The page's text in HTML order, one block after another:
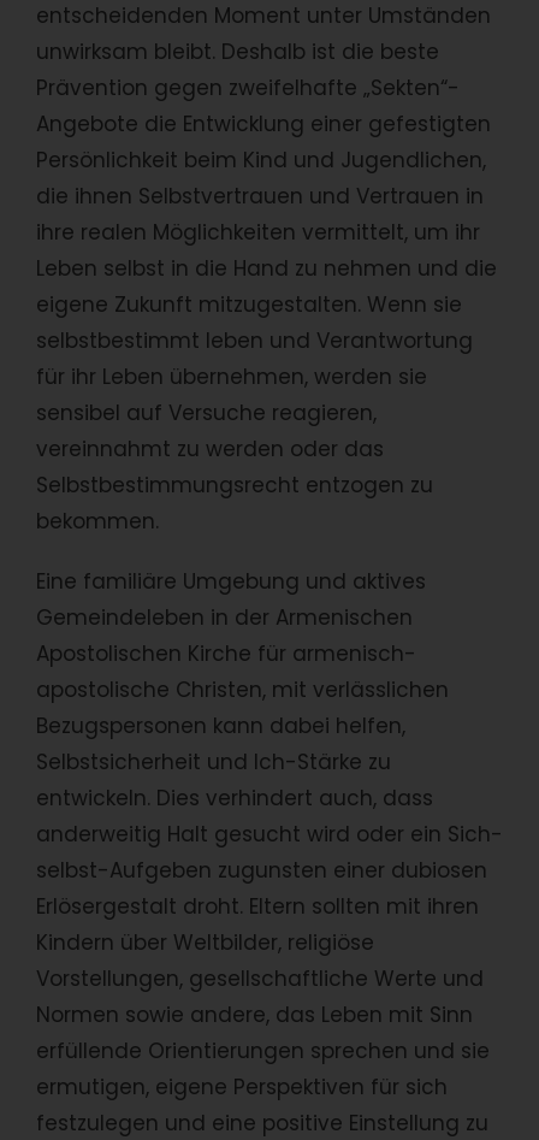
entscheidenden Moment unter Umständen
unwirksam bleibt. Deshalb ist die beste
Prävention gegen zweifelhafte „Sekten“-
Angebote die Entwicklung einer gefestigten
Persönlichkeit beim Kind und Jugendlichen,
die ihnen Selbstvertrauen und Vertrauen in
ihre realen Möglichkeiten vermittelt, um ihr
Leben selbst in die Hand zu nehmen und die
eigene Zukunft mitzugestalten. Wenn sie
selbstbestimmt leben und Verantwortung
für ihr Leben übernehmen, werden sie
sensibel auf Versuche reagieren,
vereinnahmt zu werden oder das
Selbstbestimmungsrecht entzogen zu
bekommen.
Eine familiäre Umgebung und aktives
Gemeindeleben in der Armenischen
Apostolischen Kirche für armenisch-
apostolische Christen, mit verlässlichen
Bezugspersonen kann dabei helfen,
Selbstsicherheit und Ich-Stärke zu
entwickeln. Dies verhindert auch, dass
anderweitig Halt gesucht wird oder ein Sich-
selbst-Aufgeben zugunsten einer dubiosen
Erlösergestalt droht. Eltern sollten mit ihren
Kindern über Weltbilder, religiöse
Vorstellungen, gesellschaftliche Werte und
Normen sowie andere, das Leben mit Sinn
erfüllende Orientierungen sprechen und sie
ermutigen, eigene Perspektiven für sich
festzulegen und eine positive Einstellung zu